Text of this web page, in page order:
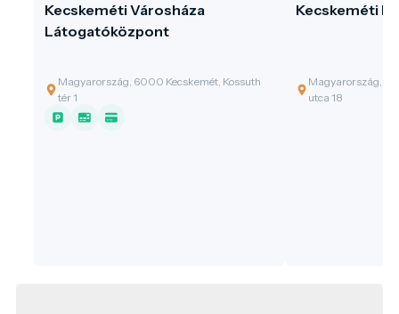
Kecskeméti Városháza
Látogatóközpont
Magyarország, 6000 Kecskemét, Kossuth
tér 1
Kecskeméti
Magyarország,
utca 18